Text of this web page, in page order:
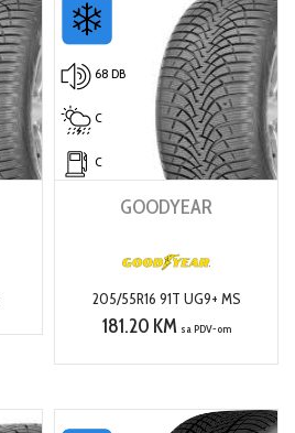
68 DB
C
C
GOODYEAR
205/55R16 91T UG9+ MS
181.20 KM sa PDV-om